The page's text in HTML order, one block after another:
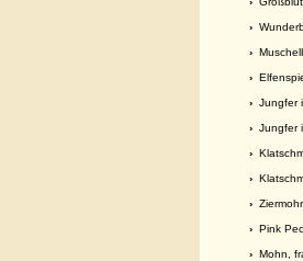
›
›
›
› Jungfer
› Jungfer
›
›
›
› Pink
› Mohn,